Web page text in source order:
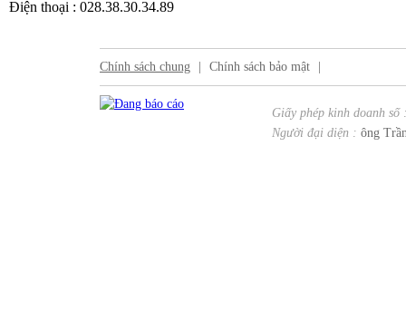
Điện thoại : 028.38.30.34.89
Chính sách chung Chính sách bảo mật
Giấy phép kinh doanh số
Người đại diện : ông